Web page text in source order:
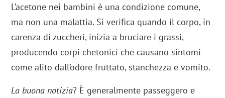
L’acetone nei bambini è una condizione comune,
ma non una malattia. Si verifica quando il corpo, in
carenza di zuccheri, inizia a bruciare i grassi,
producendo corpi chetonici che causano sintomi
come alito dall’odore fruttato, stanchezza e vomito.
La buona notizia? È generalmente passeggero e